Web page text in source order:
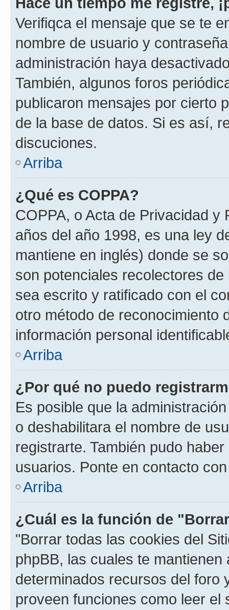
Verifiqca el mensaje que se te
nombre de usuario y
administración haya
También, algunos foros
publicaron mensajes por cierto
de la base de datos. Si es así,
discuciones.
Arriba
¿Qué es COPPA?
COPPA, o Acta de Privacidad
años del año 1998, es una ley
mantiene en inglés) donde se
son potenciales recolectores
sea escrito y ratificado con el
otro método de reconocimiento
información personal
Arriba
¿Por qué no puedo
Es posible que la
o deshabilitara el nombre de
registrarte. También pudo
usuarios. Ponte en contacto
Arriba
¿Cuál es la función de
"Borrar todas las cookies del
phpBB, las cuales te
determinados recursos del foro
proveen funciones como leer el